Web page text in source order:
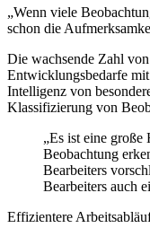
„Wenn viele
schon die
Die wachsende Zahl
Entwicklungsbedarfe
Intelligenz von
Klassifizierung von
„Es ist eine
Beobachtung
Bearbeiters
Bearbeiters auch
Effizientere